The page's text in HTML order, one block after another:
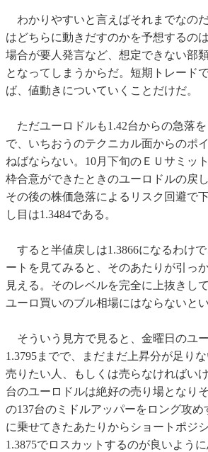
わかりやすいと言えばそれまでなの
はどちらに動きだすのかを予想するの
場合が要人発言など、想定できない部
となってしまうからだ。短期トレード
ば、値動きについていくことだけだ。
ただユーロドルも1.42台からの急落
で、いちおうのテクニカル面からのポ
ねばならない。10月下旬のＥＵサミッ
枠合意ができたときのユーロドルの戻し
その後の株価急落によるリスク回避で
し目は1.3484である。
すると半値戻しは1.3866になるわけ
ートを見てみると、そのあたりが引っ
見える。そのレベルを完全に上抜きし
ユーロ買いのブル相場にはならないと
そういう見方で見ると、金曜日のユ
1.3795までで、まだまだ上昇分が足り
売りたい人、もしくは売らなければい
台のユーロドルは絶好の売り場となり
の137台のミドルアッパーをロング攻め
に乗せてきたあたりからショートポジ
1.3875でロスカットするのが良いように